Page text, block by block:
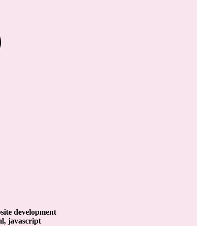
development
javascript